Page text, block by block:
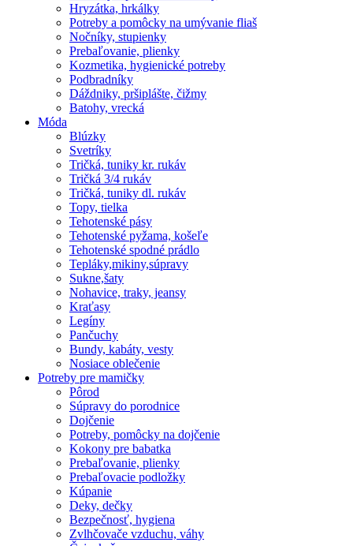
Hryzátka, hrkálky
Potreby a pomôcky na umývanie fliaš
Nočníky, stupienky
Prebaľovanie, plienky
Kozmetika, hygienické potreby
Podbradníky
Dáždniky, pršiplášte, čižmy
Batohy, vrecká
Móda
Blúzky
Svetríky
Tričká, tuniky kr. rukáv
Tričká 3/4 rukáv
Tričká, tuniky dl. rukáv
Topy, tielka
Tehotenské pásy
Tehotenské pyžama, košeľe
Tehotenské spodné prádlo
Tepláky,mikiny,súpravy
Sukne,šaty
Nohavice, traky, jeansy
Kraťasy
Legíny
Pančuchy
Bundy, kabáty, vesty
Nosiace oblečenie
Potreby pre mamičky
Pôrod
Súpravy do porodnice
Dojčenie
Potreby, pomôcky na dojčenie
Kokony pre babatka
Prebaľovanie, plienky
Prebaľovacie podložky
Kúpanie
Deky, dečky
Bezpečnosť, hygiena
Zvlhčovače vzduchu, váhy